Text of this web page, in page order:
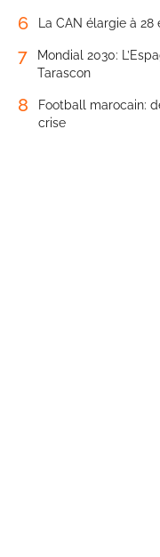
6 La CAN élargie à
7
Mondial 2030:
Tarascon
8
Football marocain:
crise